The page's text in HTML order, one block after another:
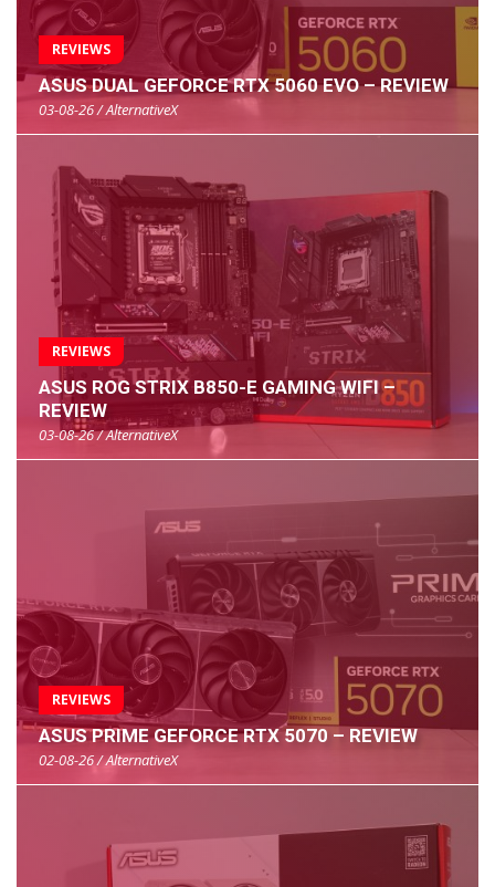
REVIEWS
ASUS DUAL GEFORCE RTX 5060 EVO – REVIEW
03-08-26 / AlternativeX
REVIEWS
ASUS ROG STRIX B850-E GAMING WIFI –
REVIEW
03-08-26 / AlternativeX
REVIEWS
ASUS PRIME GEFORCE RTX 5070 – REVIEW
02-08-26 / AlternativeX